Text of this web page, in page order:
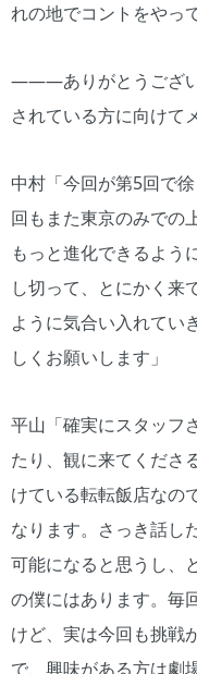
れの地でコントをやっ
―――ありがとうござい
されている方に向けて
中村「今回が第5回で
回もまた東京のみでの
もっと進化できるよう
し切って、とにかく来
ように気合い入れてい
しくお願いします」
平山「確実にスタッフ
たり、観に来てくださ
けている転転飯店なの
なります。さっき話し
可能になると思うし、
の僕にはあります。毎
けど、実は今回も挑戦
で、興味がある方は劇